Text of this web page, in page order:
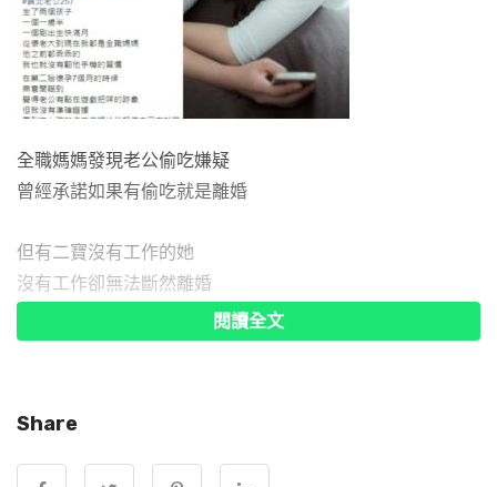
全職媽媽發現老公偷吃嫌疑
曾經承諾如果有偷吃就是離婚
但有二寶沒有工作的她
沒有工作卻無法斷然離婚
閱讀全文
Share